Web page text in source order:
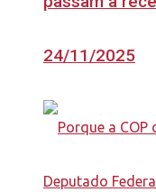
24/11/2025